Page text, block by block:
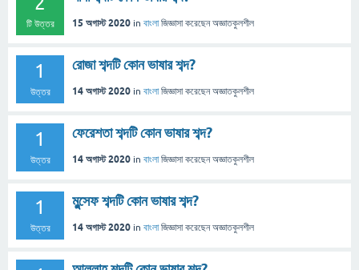
টি উত্তর 15 অগাস্ট 2020 in বাংলা জিজ্ঞাসা করেছেনঅজ্ঞাতকুলশীল
1
উত্তর
রোজা শব্দটি কোন ভাষার শব্দ?
14 অগাস্ট 2020 in বাংলা জিজ্ঞাসা করেছেনঅজ্ঞাতকুলশীল
1
উত্তর
ফেরেশতা শব্দটি কোন ভাষার শব্দ?
14 অগাস্ট 2020 in বাংলা জিজ্ঞাসা করেছেনঅজ্ঞাতকুলশীল
1
উত্তর
মুন্সেফ শব্দটি কোন ভাষার শব্দ?
14 অগাস্ট 2020 in বাংলা জিজ্ঞাসা করেছেনঅজ্ঞাতকুলশীল